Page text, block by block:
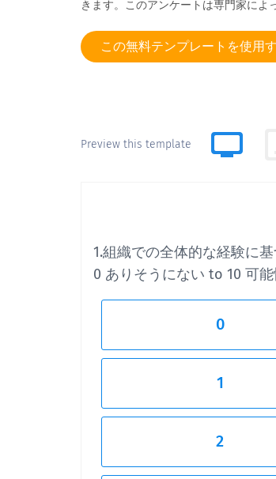
きます。このアンケートは専門家によ
この無料テンプレートを使用
Preview this template
1.組織での全体的な経験に
0 ありそうにない to 10 可
0
1
2